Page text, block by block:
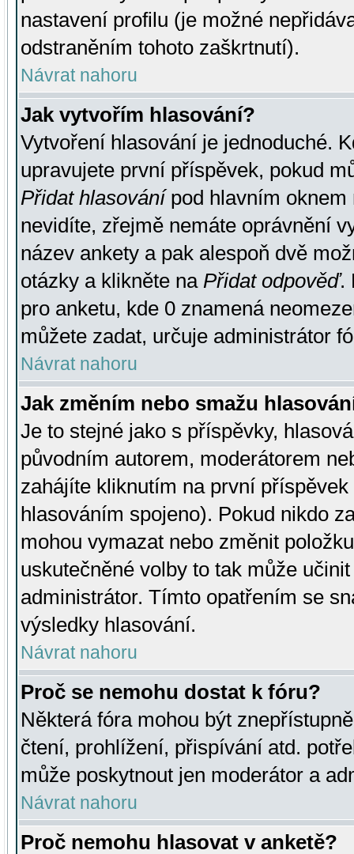
nastavení profilu (je možné
odstraněním tohoto zaškrtnutí).
Návrat nahoru
Jak vytvořím hlasování?
Vytvoření hlasování je jednoduché.
upravujete první příspěvek, pokud
Přidat hlasovánípod hlavním oknem
nevidíte, zřejmě nemáte oprávnění
název ankety a pak alespoň dvě
otázky a klikněte na Přidat odpověď.
pro anketu, kde 0 znamená
můžete zadat, určuje administrátor
Návrat nahoru
Jak změním nebo smažu
Je to stejné jako s příspěvky,
původním autorem, moderátorem
zahájíte kliknutím na první
hlasováním spojeno). Pokud nikdo
mohou vymazat nebo změnit
uskutečněné volby to tak může
administrátor. Tímto opatřením se
výsledky hlasování.
Návrat nahoru
Proč se nemohu dostat k fóru?
Některá fóra mohou být
čtení, prohlížení, přispívání atd.
může poskytnout jen moderátor a
Návrat nahoru
Proč nemohu hlasovat v anketě?